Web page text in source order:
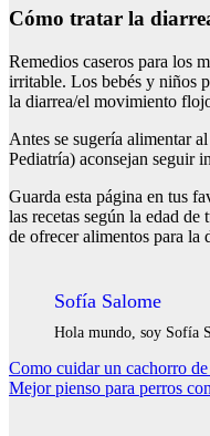
Cómo tratar la
Remedios caseros para los
irritable. Los bebés y niños
la diarrea/el movimiento
Antes se sugería alimentar
Pediatría) aconsejan seguir
Guarda esta página en tus
las recetas según la edad
de ofrecer alimentos para la
Sofía Salome
Hola mundo, soy Sofía
Navegación
de
Como cuidar un cachorro de
Mejor pienso para perros